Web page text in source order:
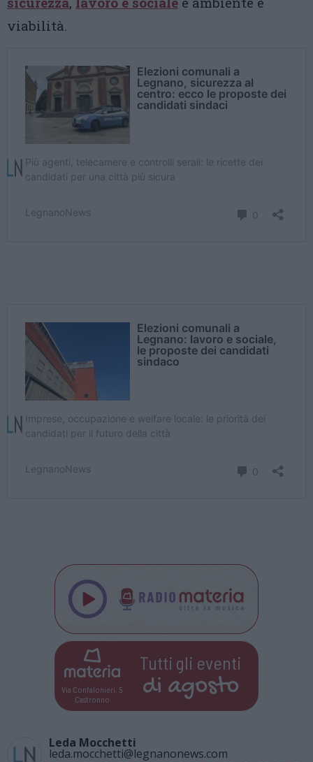
viabilità.
Via Confalonieri, 5
Castronno
Tutti gli eventi
di agosto
Leda Mocchetti
leda.mocchetti@legnanonews.com